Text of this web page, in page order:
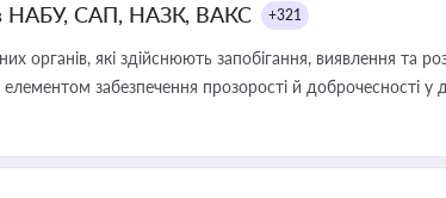
НАБУ, САП, НАЗК, ВАКС +321
органів, які здійснюють запобігання, виявлення та
забезпечення прозорості й доброчесності у